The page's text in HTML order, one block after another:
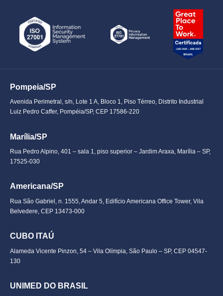
Pompeia/SP
Avenida Perimetral, s/n, Lote 1 A, Bloco 1, Piso Térreo, Distrito Industrial
Luiz Pedro Caffer, Pompéia/SP, CEP 17586-220
Marília/SP
Rua Pedro Alpino, 401 – sala 1, piso superior – Jardim Araxa, Marília – SP,
17525-030
Americana/SP
Rua São Gabriel, n. 1555, Andar 5, Edifício Americana Office Tower, Vila
Belvedere, CEP 13473-000
CUBO ITAÚ
Alameda Vicente Pinzon, 54 – Vila Olímpia, São Paulo – SP, CEP 04547-
130
UNIMED DO BRASIL